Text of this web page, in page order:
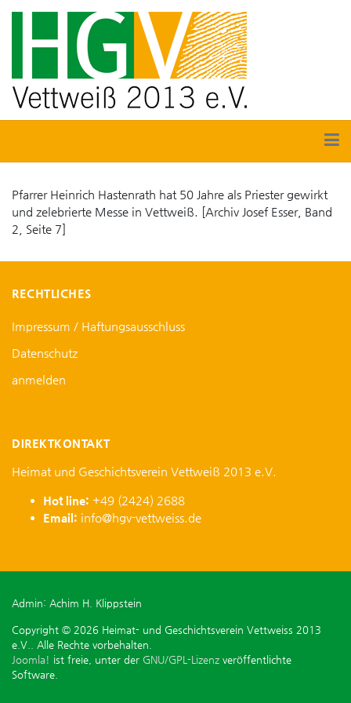
Pfarrer Heinrich Hastenrath hat 50 Jahre als Priester gewirkt
und zelebrierte Messe in Vettweiß. [Archiv Josef Esser, Band
2, Seite 7]
RECHTLICHES
Impressum / Haftungsausschluss
Datenschutz
anmelden
DIREKTKONTAKT
Heimat und Geschichtsverein Vettweiß 2013 e.V.
Hot line: +49 (2424) 2688
Email: info@hgv-vettweiss.de
Admin: Achim H. Klippstein
Copyright © 2026 Heimat- und Geschichtsverein Vettweiss 2013
e.V.. Alle Rechte vorbehalten.
Joomla! ist freie, unter der GNU/GPL-Lizenz veröffentlichte
Software.